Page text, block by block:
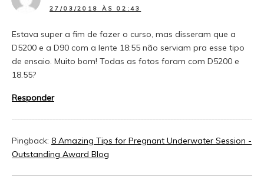
27/03/2018 ÀS 02:43
Estava super a fim de fazer o curso, mas disseram que a
D5200 e a D90 com a lente 18:55 não serviam pra esse tipo
de ensaio. Muito bom! Todas as fotos foram com D5200 e
18.55?
Responder
Pingback: 8 Amazing Tips for Pregnant Underwater Session -
Outstanding Award Blog